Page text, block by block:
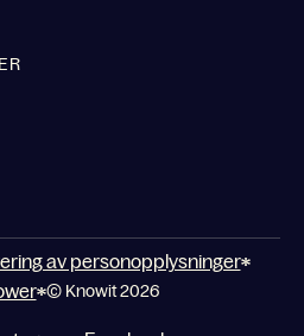
av personopplysninger
© Knowit 2026